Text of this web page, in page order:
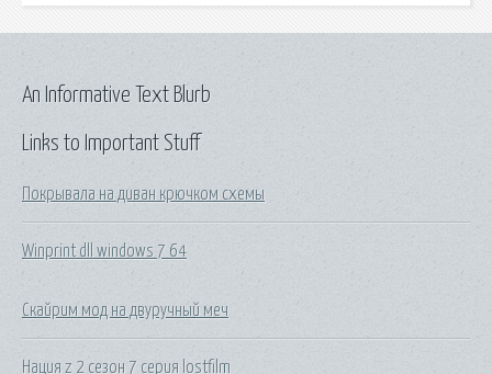
Links to Important Stuff
Покрывала на диван крючком схемы
Winprint dll windows 7 64
Скайрим мод на двуручный меч
Нация z 2 сезон 7 серия lostfilm
An Informative Text Blurb